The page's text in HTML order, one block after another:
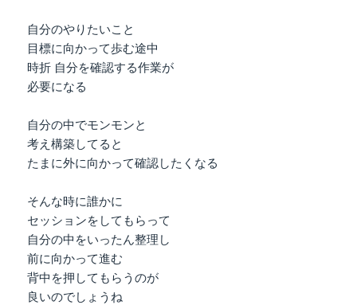
自分のやりたいこと
目標に向かって歩む途中
時折 自分を確認する作業が
必要になる
自分の中でモンモンと
考え構築してると
たまに外に向かって確認したくなる
そんな時に誰かに
セッションをしてもらって
自分の中をいったん整理し
前に向かって進む
背中を押してもらうのが
良いのでしょうね